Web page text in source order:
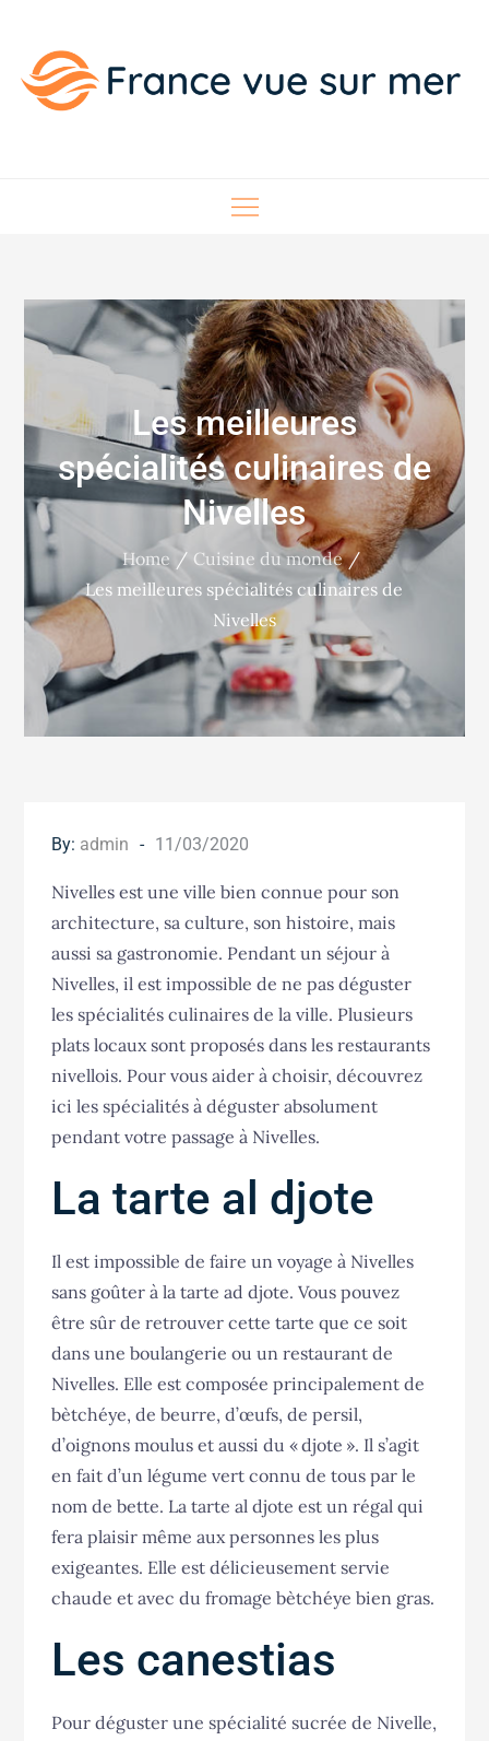
content
Les meilleures
spécialités culinaires de
Nivelles
Home
Cuisine du monde
Les meilleures spécialités culinaires de
Nivelles
By: admin
Posted
11/03/2020
Nivelles est une ville bien connue pour son
architecture, sa culture, son histoire, mais
aussi sa gastronomie. Pendant un séjour à
Nivelles, il est impossible de ne pas déguster
les spécialités culinaires de la ville. Plusieurs
plats locaux sont proposés dans les restaurants
nivellois. Pour vous aider à choisir, découvrez
ici les spécialités à déguster absolument
pendant votre passage à Nivelles.
La tarte al djote
Il est impossible de faire un voyage à Nivelles
sans goûter à la tarte ad djote. Vous pouvez
être sûr de retrouver cette tarte que ce soit
dans une boulangerie ou un restaurant de
Nivelles. Elle est composée principalement de
bètchéye, de beurre, d’œufs, de persil,
d’oignons moulus et aussi du « djote ». Il s’agit
en fait d’un légume vert connu de tous par le
nom de bette. La tarte al djote est un régal qui
fera plaisir même aux personnes les plus
exigeantes. Elle est délicieusement servie
chaude et avec du fromage bètchéye bien gras.
Les canestias
Pour déguster une spécialité sucrée de Nivelle,